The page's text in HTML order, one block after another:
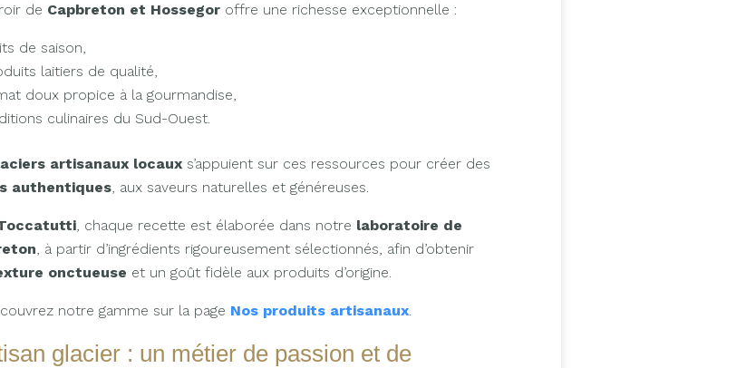
de Capbreton et Hossegoroffre une richesse exceptionnelle :
de saison,
laitiers de qualité,
doux propice à la gourmandise,
culinaires du Sud-Ouest.
artisanaux locauxs’appuient sur ces ressources pour créer des
authentiques, aux saveurs naturelles et généreuses.
, chaque recette est élaborée dans notre laboratoire de
, à partir d’ingrédients rigoureusement sélectionnés, afin d’obtenir
onctueuse et un goût fidèle aux produits d’origine.
notre gamme sur la page Nos produits artisanaux.
glacier : un métier de passion et de